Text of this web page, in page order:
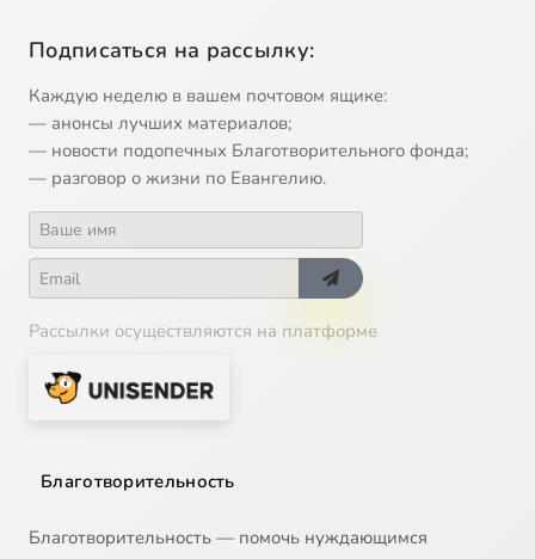
Подписаться на рассылку:
Каждую неделю в вашем почтовом ящике:
— анонсы лучших материалов;
— новости подопечных Благотворительного фонда;
— разговор о жизни по Евангелию.
Рассылки осуществляются на платформе
Благотворительность
Благотворительность — помочь нуждающимся